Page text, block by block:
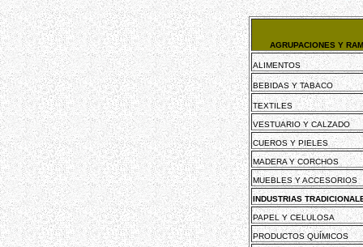
AGRUPACIONES Y
ALIMENTOS
BEBIDAS Y TABACO
TEXTILES
VESTUARIO Y CALZADO
CUEROS Y PIELES
MADERA Y CORCHOS
MUEBLES Y ACCESORIOS
INDUSTRIAS
PAPEL Y CELULOSA
PRODUCTOS QUÍMICOS